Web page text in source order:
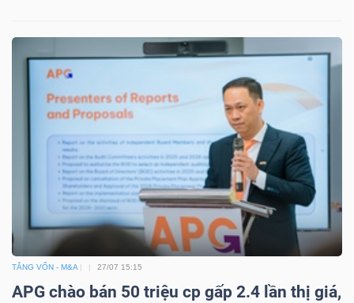
TĂNG VỐN - M&A 27/07 15:15
APG chào bán 50 triệu cp gấp 2.4 lần thị giá,